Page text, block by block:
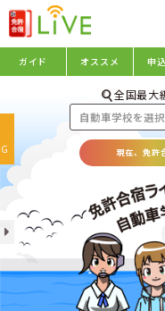
ガイド オススメ 申
全国最大
現在、免許